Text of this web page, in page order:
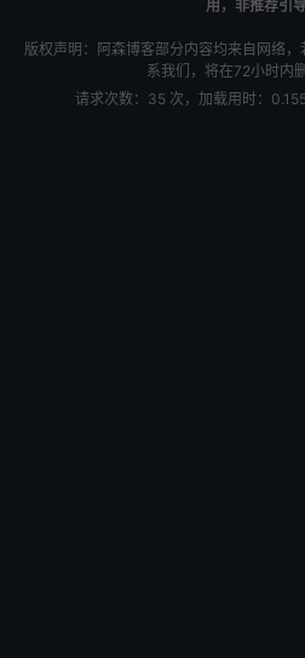
用，非推荐引
版权声明：阿森博客部分内容均来自网络
系我们，将在72小时内
请求次数：35 次，加载用时：